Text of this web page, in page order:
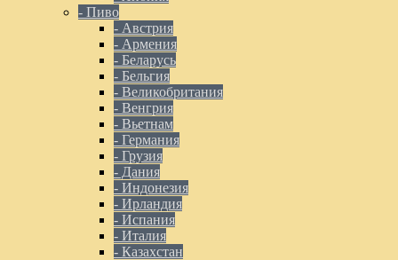
- Пиво
- Австрия
- Армения
- Беларусь
- Бельгия
- Великобритания
- Венгрия
- Вьетнам
- Германия
- Грузия
- Дания
- Индонезия
- Ирландия
- Испания
- Италия
- Казахстан